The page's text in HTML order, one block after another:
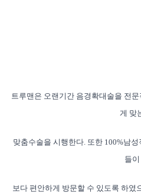
트루맨은 오랜기간 음경확대술을 전
게 맞
맞춤수술을 시행한다. 또한 100%남
들이
보다 편안하게 방문할 수 있도록 하였